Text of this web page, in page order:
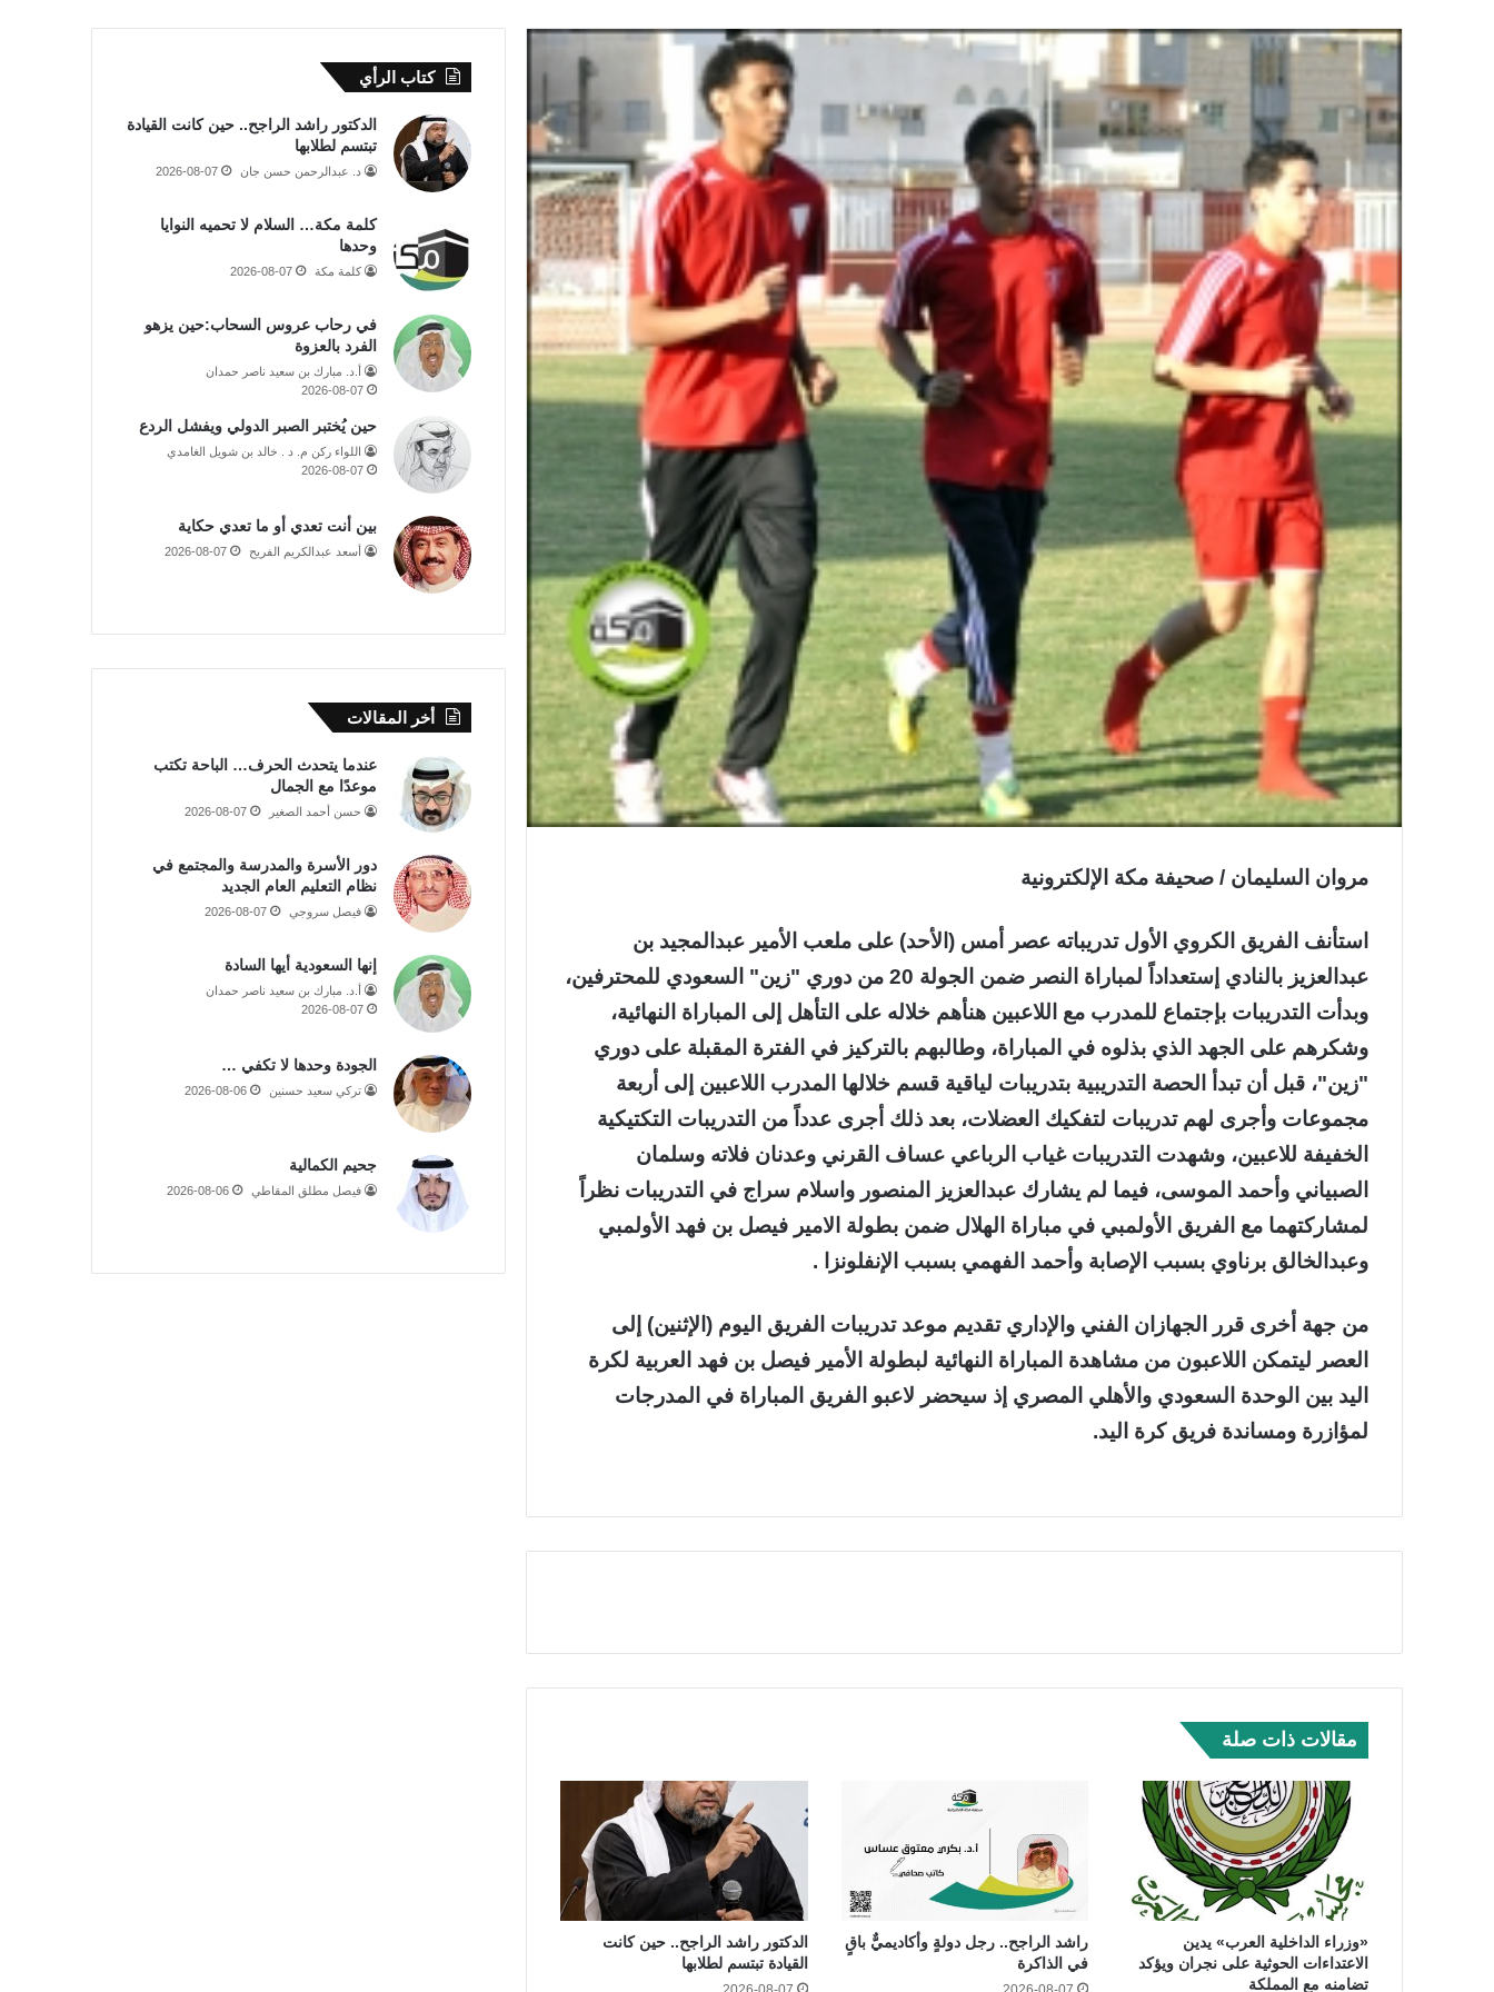
مروان السليمان / صحيفة مكة الإلكترونية
استأنف الفريق الكروي الأول تدريباته عصر أمس (الأحد) على ملعب الأمير عبدالمجيد بن
عبدالعزيز بالنادي إستعداداً لمباراة النصر ضمن الجولة 20 من دوري "زين" السعودي للمحترفين،
وبدأت التدريبات بإجتماع للمدرب مع اللاعبين هنأهم خلاله على التأهل إلى المباراة النهائية،
وشكرهم على الجهد الذي بذلوه في المباراة، وطالبهم بالتركيز في الفترة المقبلة على دوري
"زين"، قبل أن تبدأ الحصة التدريبية بتدريبات لياقية قسم خلالها المدرب اللاعبين إلى أربعة
مجموعات وأجرى لهم تدريبات لتفكيك العضلات، بعد ذلك أجرى عدداً من التدريبات التكتيكية
الخفيفة للاعبين، وشهدت التدريبات غياب الرباعي عساف القرني وعدنان فلاته وسلمان
الصبياني وأحمد الموسى، فيما لم يشارك عبدالعزيز المنصور واسلام سراج في التدريبات نظراً
لمشاركتهما مع الفريق الأولمبي في مباراة الهلال ضمن بطولة الامير فيصل بن فهد الأولمبي
وعبدالخالق برناوي بسبب الإصابة وأحمد الفهمي بسبب الإنفلونزا .
من جهة أخرى قرر الجهازان الفني والإداري تقديم موعد تدريبات الفريق اليوم (الإثنين) إلى
العصر ليتمكن اللاعبون من مشاهدة المباراة النهائية لبطولة الأمير فيصل بن فهد العربية لكرة
اليد بين الوحدة السعودي والأهلي المصري إذ سيحضر لاعبو الفريق المباراة في المدرجات
لمؤازرة ومساندة فريق كرة اليد.
مقالات ذات صلة
«وزراء الداخلية العرب» يدين
الاعتداءات الحوثية على نجران ويؤكد
تضامنه مع المملكة
راشد الراجح.. رجل دولةٍ وأكاديميٌّ باقٍ
في الذاكرة
الدكتور راشد الراجح.. حين كانت
القيادة تبتسم لطلابها
كتاب الرأي
الدكتور راشد الراجح.. حين كانت القيادة
تبتسم لطلابها
د. عبدالرحمن حسن جان 2026-08-07
كلمة مكة… السلام لا تحميه النوايا
وحدها
كلمة مكة 2026-08-07
في رحاب عروس السحاب:حين يزهو
الفرد بالعزوة
أ.د. مبارك بن سعيد ناصر حمدان
2026-08-07
حين يُختبر الصبر الدولي ويفشل الردع
اللواء ركن م. د . خالد بن شويل الغامدي
2026-08-07
بين أنت تعدي أو ما تعدي حكاية
أسعد عبدالكريم الفريح 2026-08-07
أخر المقالات
عندما يتحدث الحرف… الباحة تكتب
موعدًا مع الجمال
حسن أحمد الصغير 2026-08-07
دور الأسرة والمدرسة والمجتمع في
نظام التعليم العام الجديد
فيصل سروجي 2026-08-07
إنها السعودية أيها السادة
أ.د. مبارك بن سعيد ناصر حمدان
2026-08-07
الجودة وحدها لا تكفي …
تركي سعيد حسنين 2026-08-06
جحيم الكمالية
فيصل مطلق المقاطي 2026-08-06